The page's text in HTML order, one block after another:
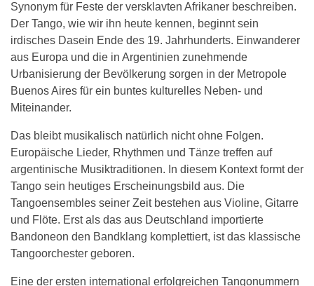
Synonym für Feste der versklavten Afrikaner beschreiben.
Der Tango, wie wir ihn heute kennen, beginnt sein
irdisches Dasein Ende des 19. Jahrhunderts. Einwanderer
aus Europa und die in Argentinien zunehmende
Urbanisierung der Bevölkerung sorgen in der Metropole
Buenos Aires für ein buntes kulturelles Neben- und
Miteinander.
Das bleibt musikalisch natürlich nicht ohne Folgen.
Europäische Lieder, Rhythmen und Tänze treffen auf
argentinische Musiktraditionen. In diesem Kontext formt der
Tango sein heutiges Erscheinungsbild aus. Die
Tangoensembles seiner Zeit bestehen aus Violine, Gitarre
und Flöte. Erst als das aus Deutschland importierte
Bandoneon den Bandklang komplettiert, ist das klassische
Tangoorchester geboren.
Eine der ersten international erfolgreichen Tangonummern